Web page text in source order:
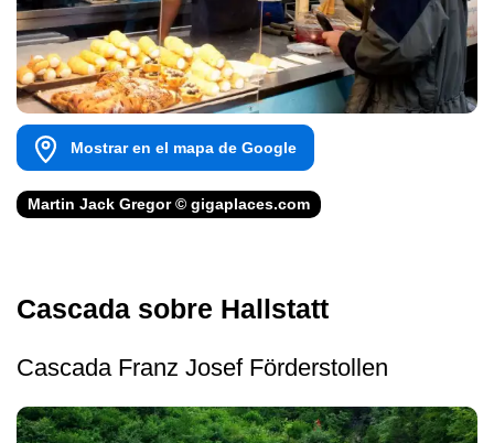
Mostrar en el mapa de Google
Martin Jack Gregor © gigaplaces.com
Cascada sobre Hallstatt
Cascada Franz Josef Förderstollen